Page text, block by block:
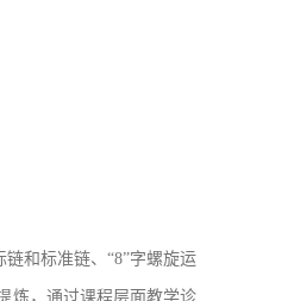
和标准链、“8”字螺旋运
炼，通过课程层面教学诊